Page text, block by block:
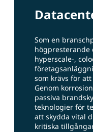
Som en
hyperscale-,
som krävs för
Genom
passiva
teknologier för
att skydda vital
kritiska